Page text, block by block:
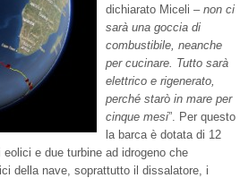
dichiarato Miceli – non ci
sarà una goccia di
combustibile, neanche
per cucinare. Tutto sarà
elettrico e rigenerato,
perché starò in mare per
cinque mesi”. Per questo
la barca è dotata di 12
e due turbine ad idrogeno che
della nave, soprattutto il dissalatore, i